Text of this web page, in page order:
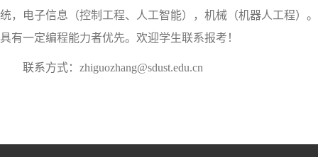
统，电子信息（控制工程、人工智能），机械（机器人工程）。
具有一定编程能力者优先。欢迎学生联系报考！
联系方式：zhiguozhang@sdust.edu.cn